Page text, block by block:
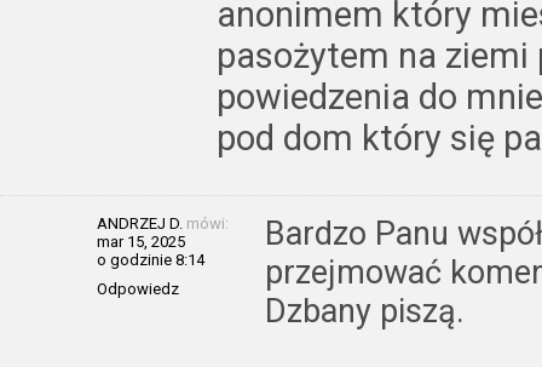
anonimem który
pasożytem na
powiedzenia do
pod dom który się
ANDRZEJ D. mówi:
mar 15, 2025
o godzinie 8:14
Odpowiedz
Bardzo Panu
przejmować
Dzbany piszą.